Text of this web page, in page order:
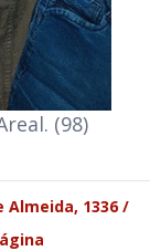
(98)
Almeida, 1336 /